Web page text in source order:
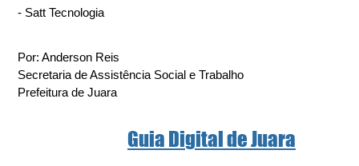
- Satt Tecnologia
Por: Anderson Reis
Secretaria de Assistência Social e Trabalho
Prefeitura de Juara
Guia Digital de Juara